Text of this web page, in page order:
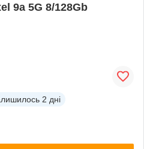
9a 5G 8/128Gb
2 дні